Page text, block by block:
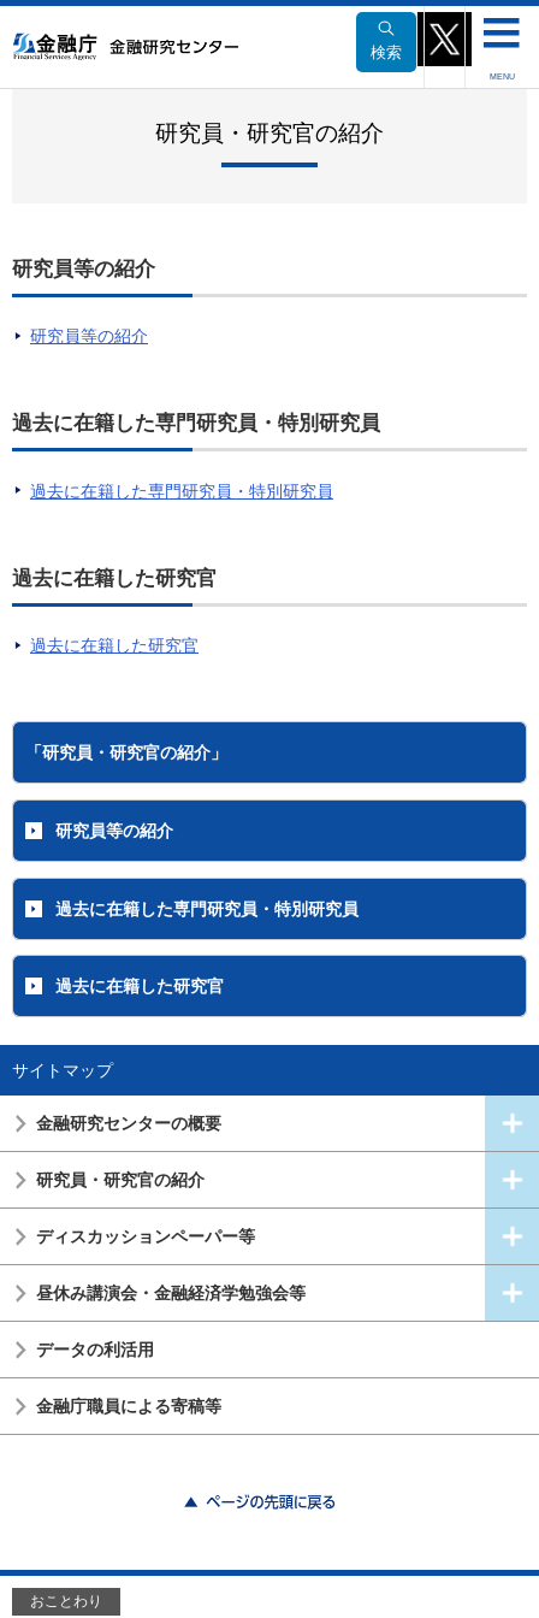
文
検索
MENU
研究員・研究官の紹介
研究員等の紹介
研究員等の紹介
過去に在籍した専門研究員・特別研究員
過去に在籍した専門研究員・特別研究員
過去に在籍した研究官
過去に在籍した研究官
「研究員・研究官の紹介」
研究員等の紹介
過去に在籍した専門研究員・特別研究員
過去に在籍した研究官
サイトマップ
金融研究センターの概要
研究員・研究官の紹介
ディスカッションペーパー等
昼休み講演会・金融経済学勉強会等
データの利活用
金融庁職員による寄稿等
おことわり